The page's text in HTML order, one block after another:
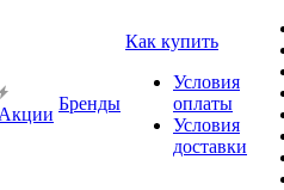
Акции
Бренды
Как купить
Условия
оплаты
Условия
доставки